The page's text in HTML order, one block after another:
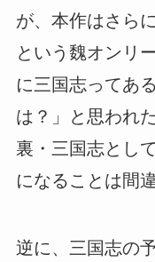
が、本作はさら
という魏オンリ
に三国志ってあ
は？」と思われ
裏・三国志とし
になることは間
逆に、三国志の